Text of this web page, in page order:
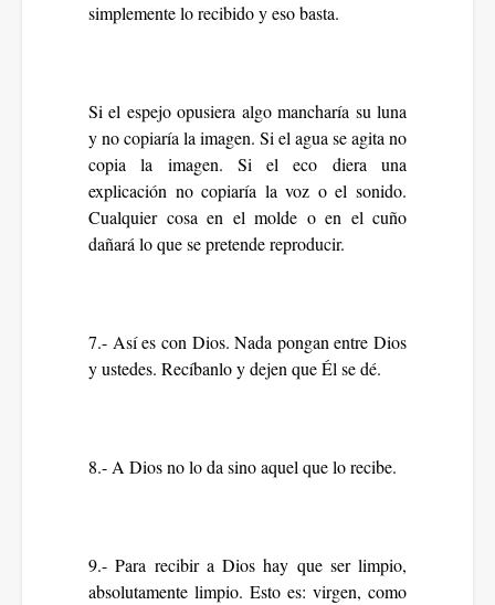
simplemente lo recibido y eso basta.
Si el espejo opusiera algo mancharía su luna
y no copiaría la imagen. Si el agua se agita no
copia la imagen. Si el eco diera una
explicación no copiaría la voz o el sonido.
Cualquier cosa en el molde o en el cuño
dañará lo que se pretende reproducir.
7.- Así es con Dios. Nada pongan entre Dios
y ustedes. Recíbanlo y dejen que Él se dé.
8.- A Dios no lo da sino aquel que lo recibe.
9.- Para recibir a Dios hay que ser limpio,
absolutamente limpio. Esto es: virgen, como